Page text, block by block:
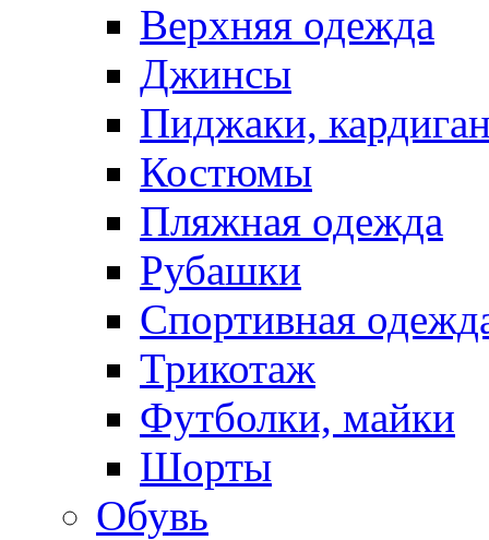
Верхняя одежда
Джинсы
Пиджаки,
Костюмы
Пляжная одежда
Рубашки
Спортивная
Трикотаж
Футболки, майки
Шорты
Обувь